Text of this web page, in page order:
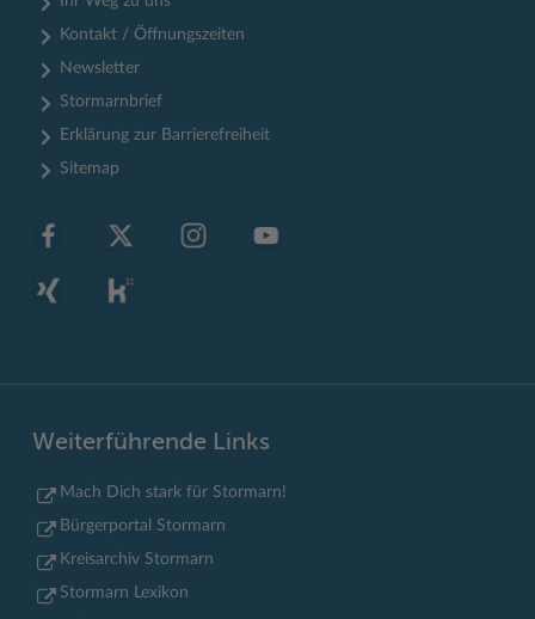
Kontakt / Öffnungszeiten
Newsletter
Stormarnbrief
Erklärung zur Barrierefreiheit
Sitemap
Weiterführende Links
Mach Dich stark für Stormarn!
Bürgerportal Stormarn
Kreisarchiv Stormarn
Stormarn Lexikon